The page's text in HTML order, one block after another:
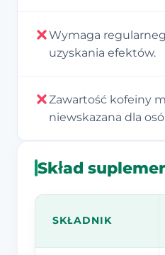
Wymaga
uzyskania efektów.
Zawartość kofeiny
niewskazana dla
Skład
SKŁADNIK